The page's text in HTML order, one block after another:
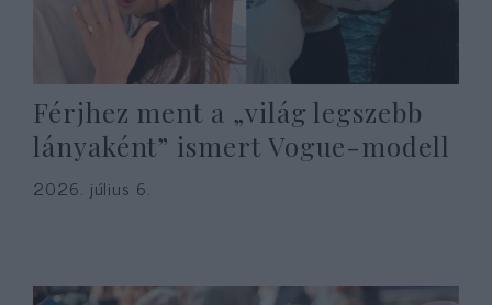
Férjhez ment a „világ legszebb
lányaként” ismert Vogue-modell
2026. július 6.